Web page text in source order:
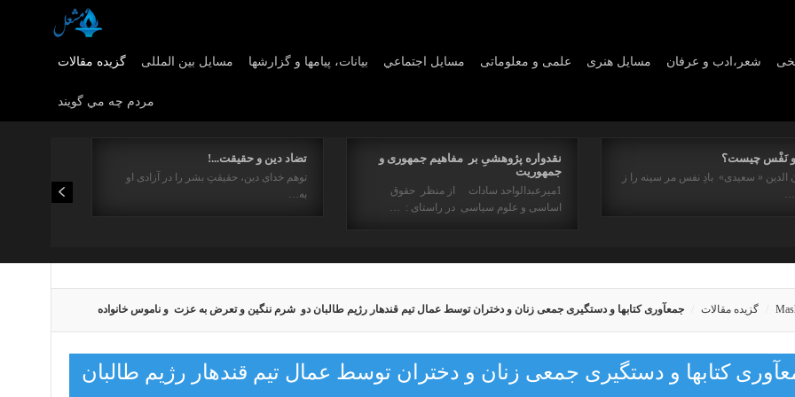
گزیده مقالات مسایل بین المللی بیانات، پیامها و گزارشها مسايل اجتماعي علمی و معلوماتی مسايل هنری شعر،ادب و عرفان
مردم چه مي گويند
تضاد دین و حقیقت...!
توهم خدای دین، حقیقتِ بشر را در آزادی او
به…
نقدواره پژوهشیِ بر مفاهیم جمهوری و
جمهوریت
1میرعبدالواحد سادات از منظر حقوق
اساسی و علوم سیاسی در راستای : …
و نَفْس چیست؟
الدین « سعیدی» بادِ نفس مر سینه را ز
گزیده مقالات جمعآوری کتابها و دستگیری جمعی زنان و دختران توسط عمال تیم قندهار رژیم طالبان دو شرم ننگین و تعرض به عزت و ناموس خانواده
کتابها و دستگیری جمعی زنان و دختران توسط عمال تیم قندهار رژیم طالبان